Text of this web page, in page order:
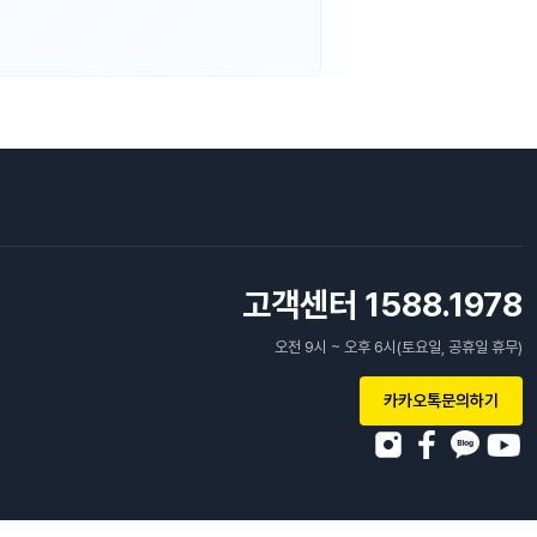
고객센터 1588.1978
오전 9시 ~ 오후 6시(토요일, 공휴일 휴무)
카카오톡문의하기